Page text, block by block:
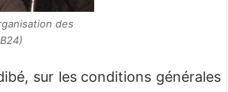
des
sur les conditions générales